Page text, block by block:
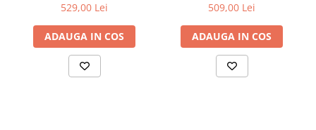
529,00 Lei
ADAUGA IN COS
509,00 Lei
ADAUGA IN COS